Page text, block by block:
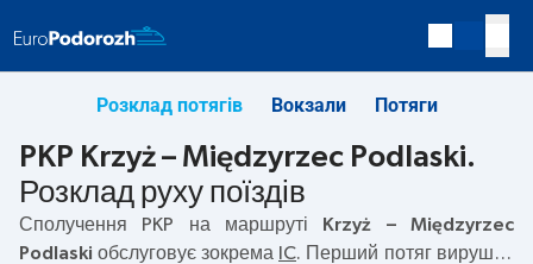
Розклад потягів Вокзали Потяги
PKP Krzyż – Międzyrzec Podlaski.
Розклад руху поїздів
Сполучення PKP на маршруті
Krzyż – Międzyrzec
Podlaski обслуговує зокрема IC. Перший потяг вирушає